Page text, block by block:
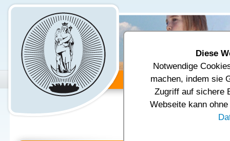
Diese
Notwendige
machen, indem sie
Zugriff auf sichere
Webseite kann
Unsere Gemeinde
Aktuelle Seite:
Gemeindefeuerwehr Fraureuth
Kurzüberblick Ortsfeuerwehr